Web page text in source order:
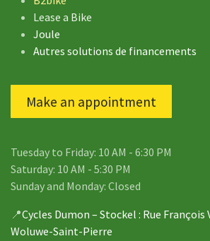
Lease a Bike
Joule
Autres solutions de financements
Make an appointment
Tuesday to Friday: 10 AM - 6:30 PM
Saturday: 10 AM - 5:30 PM
Sunday and Monday: Closed
📍Cycles Dumon – Stockel : Rue François
Woluwe-Saint-Pierre